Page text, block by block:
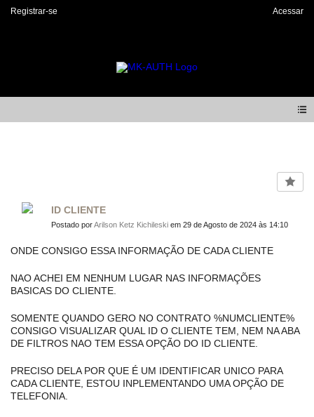
Registrar-se Acessar
ID CLIENTE
Postado porArilson Ketz Kichileski em 29 de Agosto de 2024 às 14:10
ONDE CONSIGO ESSA INFORMAÇÃO DE CADA CLIENTE
NAO ACHEI EM NENHUM LUGAR NAS INFORMAÇÕES
BASICAS DO CLIENTE.
SOMENTE QUANDO GERO NO CONTRATO %NUMCLIENTE%
CONSIGO VISUALIZAR QUAL ID O CLIENTE TEM, NEM NA ABA
DE FILTROS NAO TEM ESSA OPÇÃO DO ID CLIENTE.
PRECISO DELA POR QUE É UM IDENTIFICAR UNICO PARA
CADA CLIENTE, ESTOU INPLEMENTANDO UMA OPÇÃO DE
TELEFONIA.